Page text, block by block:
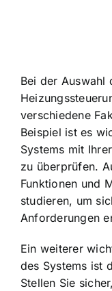
Bei der Auswahl
verschiedene
Beispiel ist es
Systems mit
zu überprüfen.
Funktionen und
studieren, um
Anforderungen
Ein weiterer
des Systems ist
Stellen Sie